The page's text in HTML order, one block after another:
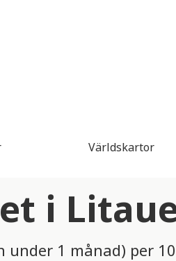
Världskartor
i
1 månad) per